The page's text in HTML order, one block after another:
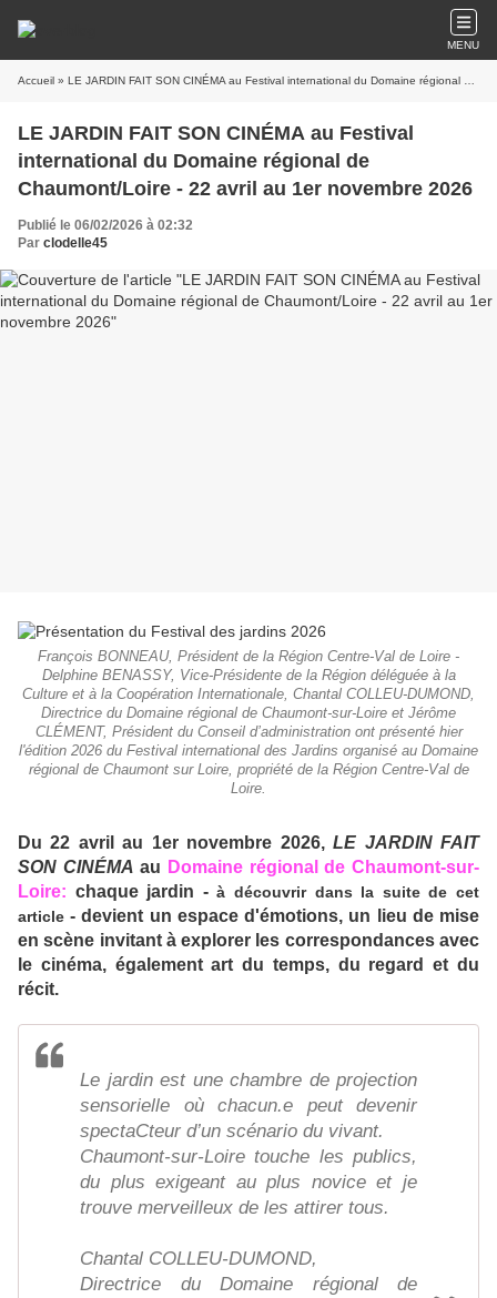
MENU
Accueil » LE JARDIN FAIT SON CINÉMA au Festival international du Domaine régional de Chaumont/Loire - 22 avril au 1er novembre 2026
LE JARDIN FAIT SON CINÉMA au Festival
international du Domaine régional de
Chaumont/Loire - 22 avril au 1er novembre 2026
Publié le 06/02/2026 à 02:32
Par clodelle45
François BONNEAU, Président de la Région Centre-Val de Loire -
Delphine BENASSY, Vice-Présidente de la Région déléguée à la
Culture et à la Coopération Internationale, Chantal COLLEU-DUMOND,
Directrice du Domaine régional de Chaumont-sur-Loire et Jérôme
CLÉMENT, Président du Conseil d’administration ont présenté hier
l'édition 2026 du Festival international des Jardins organisé au Domaine
régional de Chaumont sur Loire, propriété de la Région Centre-Val de
Loire.
Du 22 avril au 1er novembre 2026,LE JARDIN FAIT
SON CINÉMA au Domaine régional de Chaumont-sur-
Loire: chaque jardin -à découvrir dans la suite de cet
article - devient un espace d'émotions, un lieu de mise
en scène invitant à explorer les correspondances avec
le cinéma, également art du temps, du regard et du
récit.
Le jardin est une chambre de projection
sensorielle où chacun.e peut devenir
spectaCteur d’un scénario du vivant.
Chaumont-sur-Loire touche les publics,
du plus exigeant au plus novice et je
trouve merveilleux de les attirer tous.
Chantal COLLEU-DUMOND,
Directrice du Domaine régional de